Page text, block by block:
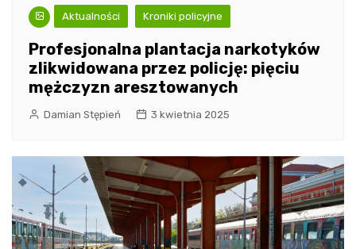
Aktualności Kroniki policyjne
Profesjonalna plantacja narkotyków
zlikwidowana przez policję: pięciu
mężczyzn aresztowanych
Damian Stępień 3 kwietnia 2025